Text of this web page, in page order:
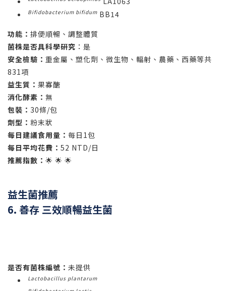
Bifidobacterium bifidum BB14
功能： 排便順暢、調整體質
菌株是否具科學研究 ：是
安全檢驗： 重金屬、塑化劑、微生物、輻射、農藥、西藥等共
831項
益生質： 果寡醣
消化酵素： 無
包裝： 30條/包
劑型： 粉末狀
每日建議食用量： 每日1包
每日平均花費： 52 NTD/日
推薦指數： 🌟 🌟 🌟
益生菌推薦
6. 善存 三效順暢益生菌
是否有菌株編號： 未提供
Lactobacillus plantarum